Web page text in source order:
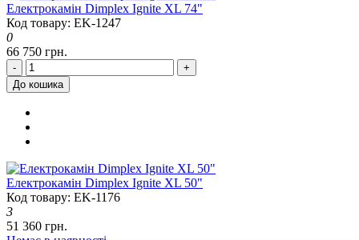
Електрокамін Dimplex Ignite XL 74"
Код товару: EK-1247
0
66 750 грн.
-
+
До кошика
Електрокамін Dimplex Ignite XL 50"
Код товару: EK-1176
3
51 360 грн.